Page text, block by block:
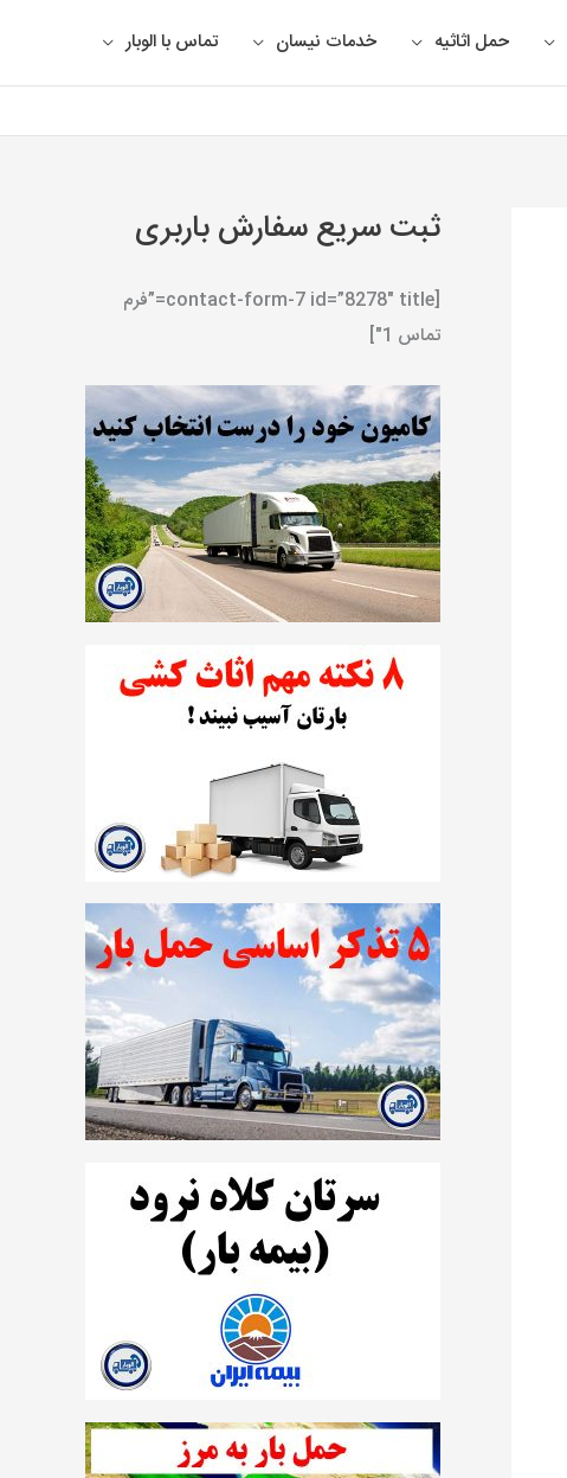
حمل اثاثیه خدمات نیسان تماس با الوبار
ثبت سریع سفارش باربری
[contact-form-7 id=”8278″ title=”فرم
تماس 1″]